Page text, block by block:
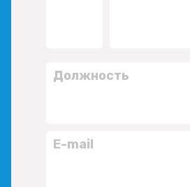
Должность
E-mail